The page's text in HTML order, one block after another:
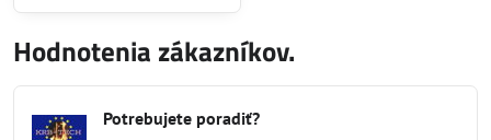
poznámky. Krbová vložka spĺňa
Hodnotenia zákazníkov.
Potrebujete poradiť?